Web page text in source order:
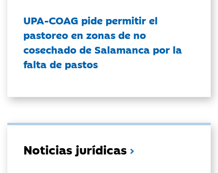
UPA-COAG pide permitir el
pastoreo en zonas de no
cosechado de Salamanca por la
falta de pastos
Noticias jurídicas